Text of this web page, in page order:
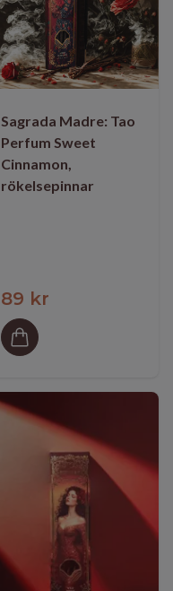
Sagrada Madre: Tao
Perfum Sweet
Cinnamon,
rökelsepinnar
89 kr